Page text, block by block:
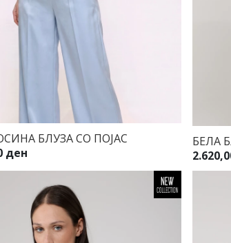
БЛУЗА СО ПОЈАС
ден
БЕЛА